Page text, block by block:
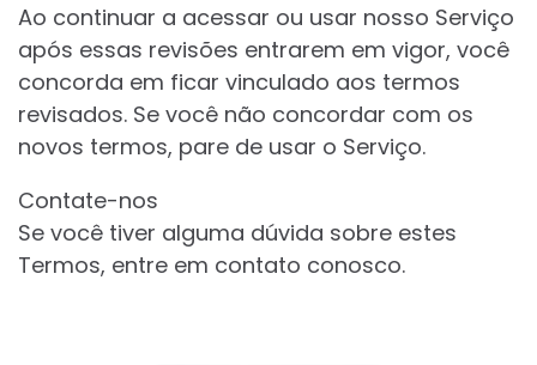
Ao continuar a acessar ou usar nosso Serviço
após essas revisões entrarem em vigor, você
concorda em ficar vinculado aos termos
revisados. Se você não concordar com os
novos termos, pare de usar o Serviço.
Contate-nos
Se você tiver alguma dúvida sobre estes
Termos, entre em contato conosco.